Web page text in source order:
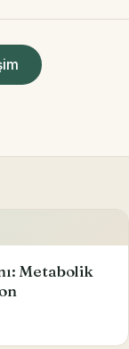
Metabolik